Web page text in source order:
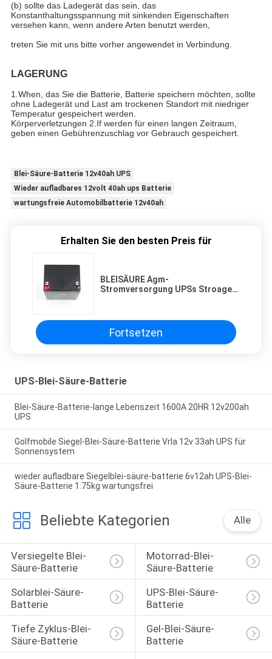
(b) sollte das Ladegerät das sein, das
Konstanthaltungsspannung mit sinkenden Eigenschaften
versehen kann, wenn andere Arten benutzt werden,
treten Sie mit uns bitte vorher angewendet in Verbindung.
LAGERUNG
1.When, das Sie die Batterie, Batterie speichern möchten, sollte
ohne Ladegerät und Last am trockenen Standort mit niedriger
Temperatur gespeichert werden.
Körperverletzungen 2.If werden für einen langen Zeitraum,
geben einen Gebührenzuschlag vor Gebrauch gespeichert.
Blei-Säure-Batterie 12v40ah UPS
Wieder aufladbares 12volt 40ah ups Batterie
wartungsfreie Automobilbatterie 12v40ah
Erhalten Sie den besten Preis für
BLEISÄURE Agm-
Stromversorgung UPSs Stroage
Fortsetzen
UPS-Blei-Säure-Batterie
Blei-Säure-Batterie-lange Lebenszeit 1600A 20HR 12v200ah
UPS
Golfmobile Siegel-Blei-Säure-Batterie Vrla 12v 33ah UPS für
Sonnensystem
wieder aufladbare Siegelblei-säure-batterie 6v12ah UPS-Blei-
Säure-Batterie 1.75kg wartungsfrei
Beliebte Kategorien Alle
Versiegelte Blei-
Säure-Batterie
Motorrad-Blei-
Säure-Batterie
Solarblei-Säure-
Batterie
UPS-Blei-Säure-
Batterie
Tiefe Zyklus-Blei-
Säure-Batterie
Gel-Blei-Säure-
Batterie